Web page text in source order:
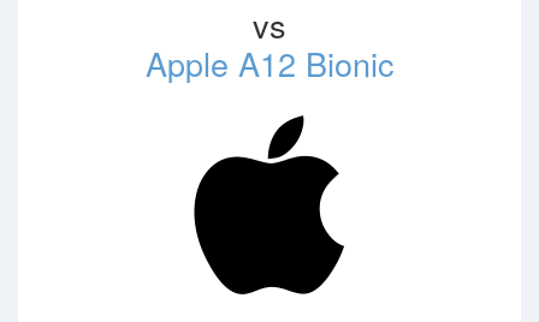
vs
Apple A12 Bionic